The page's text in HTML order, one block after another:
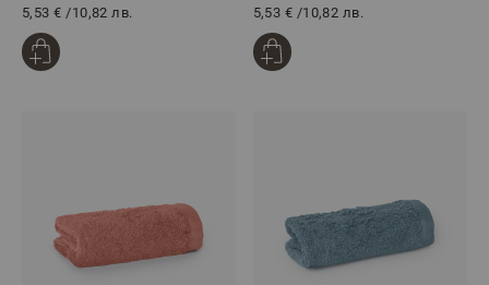
5,53 € /10,82 лв. 5,53 € /10,82 лв.